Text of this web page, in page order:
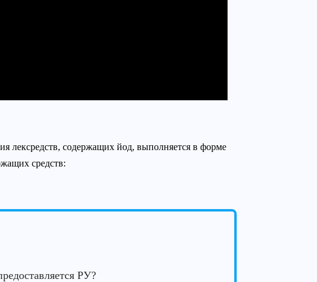
лексредств, содержащих йод, выполняется в форме
средств:
РУ?